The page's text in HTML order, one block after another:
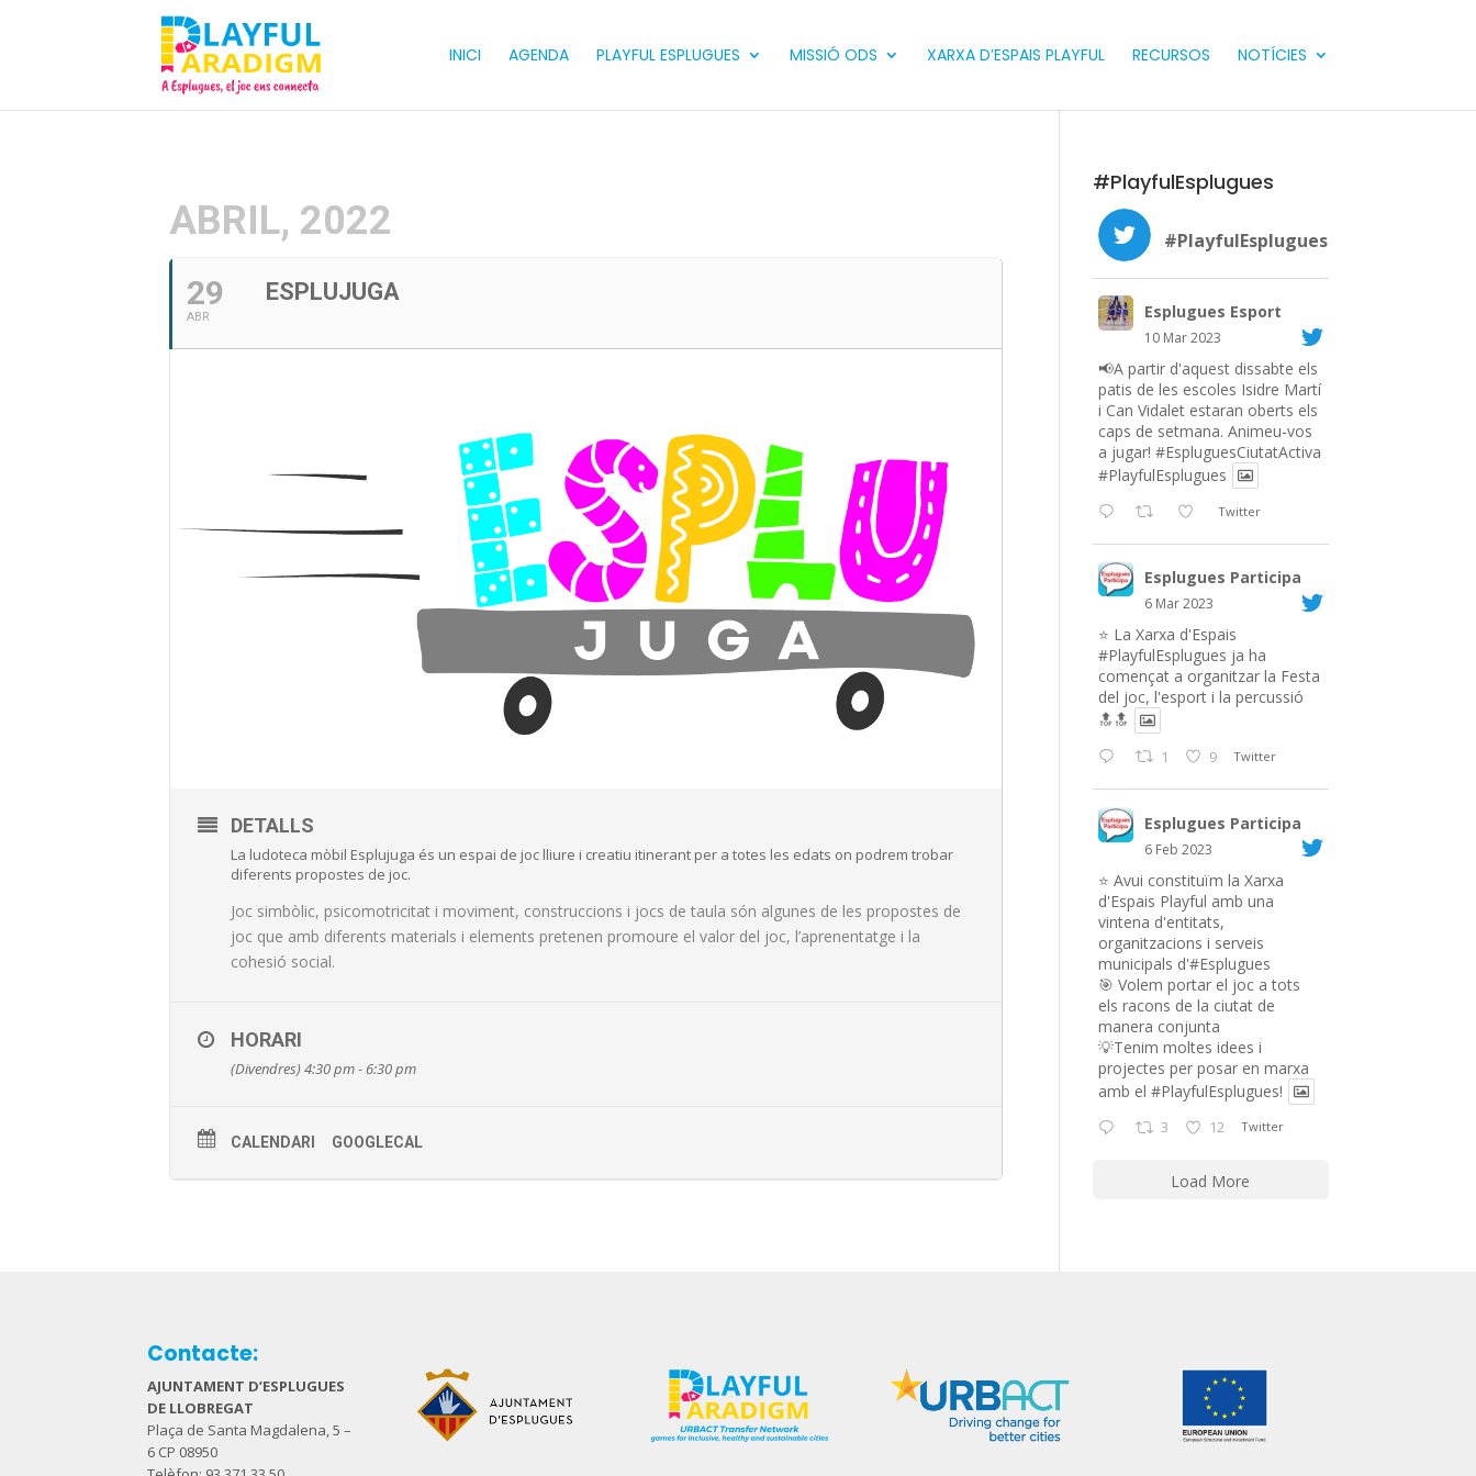
INICI AGENDA PLAYFUL ESPLUGUES MISSIÓ ODS XARXA D’ESPAIS PLAYFUL RECURSOS NOTÍCIES
ABRIL, 2022
29
ABR
ESPLUJUGA
DETALLS
La ludoteca mòbil Esplujuga és un espai de joc lliure i creatiu itinerant per a totes les edats on podrem trobar
diferents propostes de joc.
Joc simbòlic, psicomotricitat i moviment, construccions i jocs de taula són algunes de les propostes de
joc que amb diferents materials i elements pretenen promoure el valor del joc, l’aprenentatge i la
cohesió social.
HORARI
(Divendres) 4:30 pm - 6:30 pm
CALENDARI GOOGLECAL
#PlayfulEsplugues
#PlayfulEsplugues
Esplugues Esport
10 Mar 2023
📢A partir d'aquest dissabte els
patis de les escoles Isidre Martí
i Can Vidalet estaran oberts els
caps de setmana. Animeu-vos
a jugar! #EspluguesCiutatActiva
#PlayfulEsplugues
Twitter
Esplugues Participa
6 Mar 2023
⭐️ La Xarxa d'Espais
#PlayfulEsplugues ja ha
començat a organitzar la Festa
del joc, l'esport i la percussió
🔝🔝
1 9 Twitter
Esplugues Participa
6 Feb 2023
⭐️ Avui constituïm la Xarxa
d'Espais Playful amb una
vintena d'entitats,
organitzacions i serveis
municipals d'#Esplugues
🎯 Volem portar el joc a tots
els racons de la ciutat de
manera conjunta
💡Tenim moltes idees i
projectes per posar en marxa
amb el #PlayfulEsplugues!
3 12 Twitter
Load More
Contacte:
AJUNTAMENT D’ESPLUGUES
DE LLOBREGAT
Plaça de Santa Magdalena, 5 –
6 CP 08950